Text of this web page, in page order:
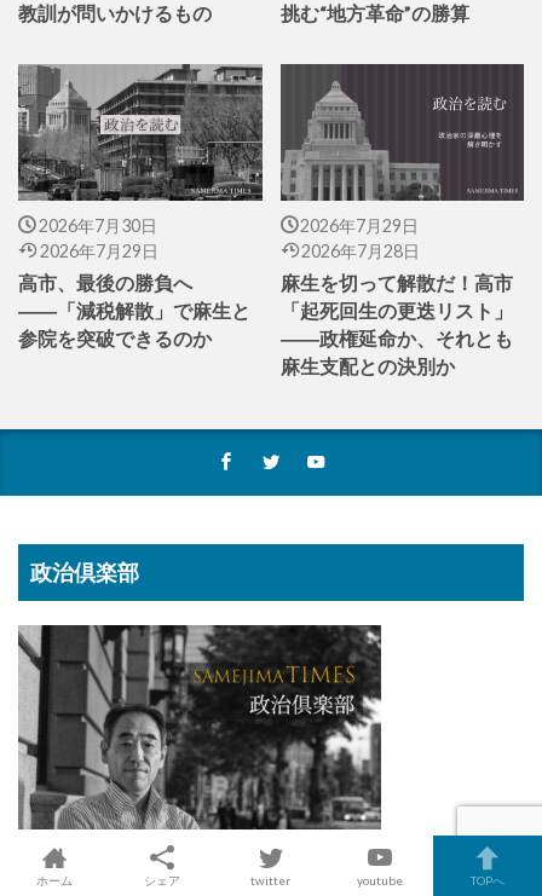
教訓が問いかけるもの
挑む“地方革命”の勝算
2026年7月30日
2026年7月29日
高市、最後の勝負へ
――「減税解散」で麻生と
参院を突破できるのか
2026年7月29日
2026年7月28日
麻生を切って解散だ！高市
「起死回生の更迭リスト」
――政権延命か、それとも
麻生支配との決別か
政治倶楽部
ホーム シェア twitter youtube TOPへ